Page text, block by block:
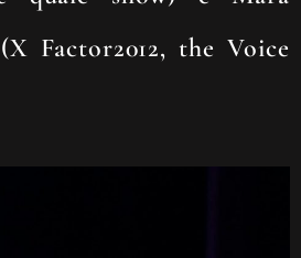
Factor2012, the Voice